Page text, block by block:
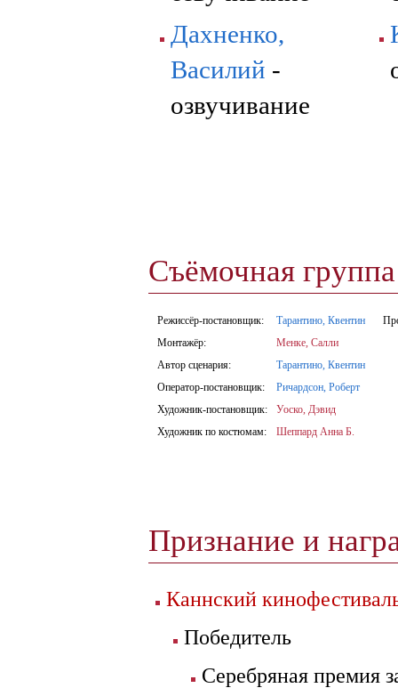
Дахненко,
Василий -
озвучивание
Съёмочная
Режиссёр-постановщик:
Тарантино, Квентин
Монтажёр:
Менке, Салли
Автор сценария:
Тарантино, Квентин
Оператор-постановщик:
Ричардсон, Роберт
Художник-постановщик:
Уоско, Дэвид
Художник по костюмам:
Шеппард Анна Б.
Признание и
Каннский
Победитель
Серебряная премия